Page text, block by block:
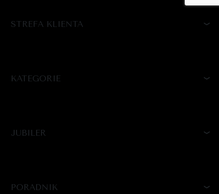
STREFA KLIENTA
KATEGORIE
JUBILER
PORADNIK